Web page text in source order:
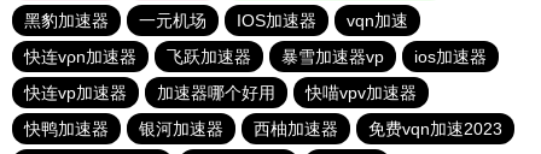
黑豹加速器
一元机场 IOS加速器
vqn加速
快连vρn加速器
飞跃加速器 暴雪加速器vp
ios加速器
快连vp加速器
加速器哪个好用
快喵vpv加速器
快鸭加速器
银河加速器 西柚加速器
免费vqn加速2023